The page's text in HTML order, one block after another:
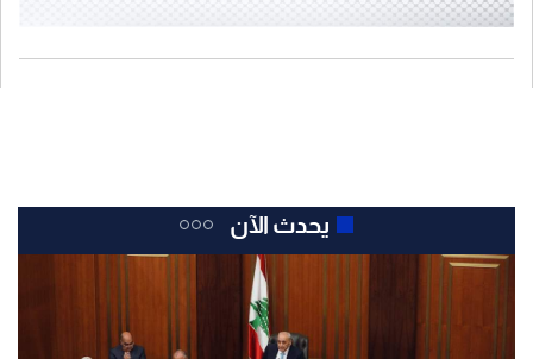
يحدث الآن